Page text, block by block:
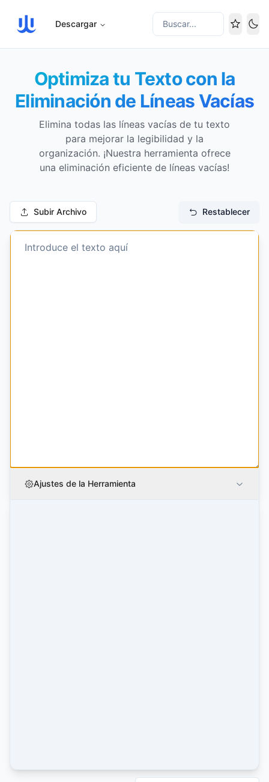
Descargar Buscar...
Optimiza tu Texto con la
Eliminación de Líneas Vacías
Elimina todas las líneas vacías de tu texto
para mejorar la legibilidad y la
organización. ¡Nuestra herramienta ofrece
una eliminación eficiente de líneas vacías!
Subir Archivo Restablecer
Ajustes de la Herramienta